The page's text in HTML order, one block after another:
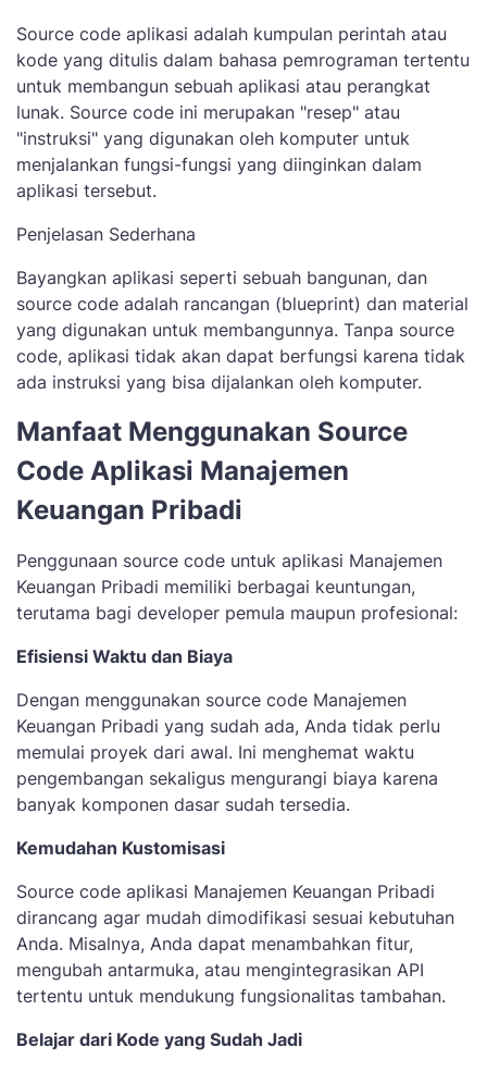
Source code aplikasi adalah kumpulan perintah atau
kode yang ditulis dalam bahasa pemrograman tertentu
untuk membangun sebuah aplikasi atau perangkat
lunak. Source code ini merupakan "resep" atau
"instruksi" yang digunakan oleh komputer untuk
menjalankan fungsi-fungsi yang diinginkan dalam
aplikasi tersebut.
Penjelasan Sederhana
Bayangkan aplikasi seperti sebuah bangunan, dan
source code adalah rancangan (blueprint) dan material
yang digunakan untuk membangunnya. Tanpa source
code, aplikasi tidak akan dapat berfungsi karena tidak
ada instruksi yang bisa dijalankan oleh komputer.
Manfaat Menggunakan Source
Code Aplikasi Manajemen
Keuangan Pribadi
Penggunaan source code untuk aplikasi Manajemen
Keuangan Pribadi memiliki berbagai keuntungan,
terutama bagi developer pemula maupun profesional:
Efisiensi Waktu dan Biaya
Dengan menggunakan source code Manajemen
Keuangan Pribadi yang sudah ada, Anda tidak perlu
memulai proyek dari awal. Ini menghemat waktu
pengembangan sekaligus mengurangi biaya karena
banyak komponen dasar sudah tersedia.
Kemudahan Kustomisasi
Source code aplikasi Manajemen Keuangan Pribadi
dirancang agar mudah dimodifikasi sesuai kebutuhan
Anda. Misalnya, Anda dapat menambahkan fitur,
mengubah antarmuka, atau mengintegrasikan API
tertentu untuk mendukung fungsionalitas tambahan.
Belajar dari Kode yang Sudah Jadi